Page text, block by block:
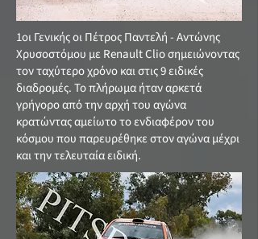
1οι Γενικής οι Πέτρος Παντελή - Αντώνης
Χρυσοστόμου με Renault Clio σημειώνοντας
τον ταχύτερο χρόνο και στις 9 ειδικές
διαδρομές. Το πλήρωμα ήταν αρκετά
γρήγορο από την αρχή του αγώνα
κρατώντας αμείωτο το ενδιαφέρον του
κόσμου που παρευρέθηκε στον αγώνα μέχρι
και την τελευταία ειδική.